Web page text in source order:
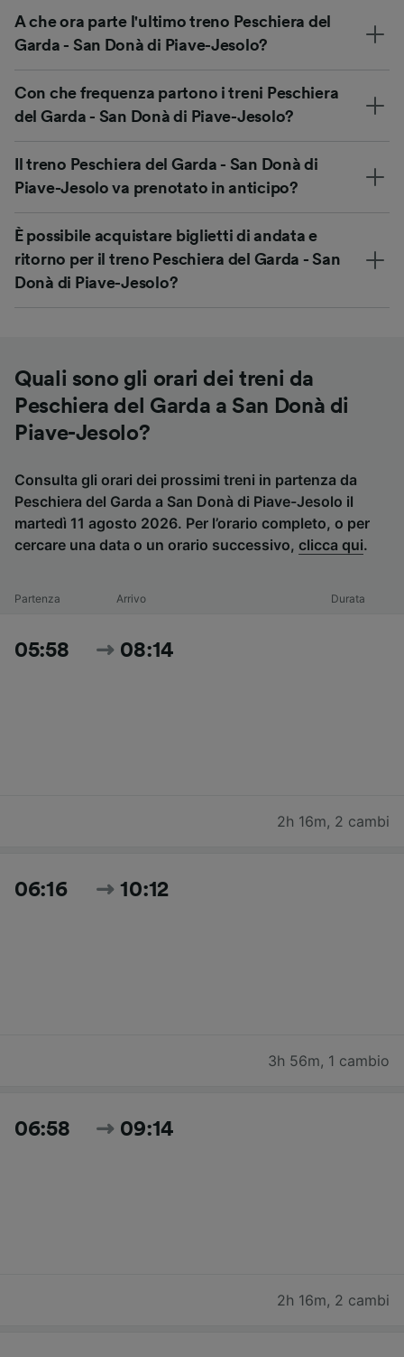
A che ora parte l'ultimo treno Peschiera del
Garda - San Donà di Piave-Jesolo?
Con che frequenza partono i treni Peschiera
del Garda - San Donà di Piave-Jesolo?
Il treno Peschiera del Garda - San Donà di
Piave-Jesolo va prenotato in anticipo?
È possibile acquistare biglietti di andata e
ritorno per il treno Peschiera del Garda - San
Donà di Piave-Jesolo?
Quali sono gli orari dei treni da
Peschiera del Garda a San Donà di
Piave-Jesolo?
Consulta gli orari dei prossimi treni in partenza da
Peschiera del Garda a San Donà di Piave-Jesolo il
martedì 11 agosto 2026. Per l’orario completo, o per
cercare una data o un orario successivo, clicca qui.
Partenza Arrivo Durata
05:58 08:14
2h 16m, 2 cambi
06:16 10:12
3h 56m, 1 cambio
06:58 09:14
2h 16m, 2 cambi